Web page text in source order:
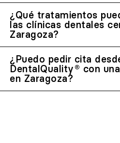
¿Qué tratamientos
las clínicas dentales
Zaragoza?
¿Puedo pedir cita
DentalQuality® con
en Zaragoza?